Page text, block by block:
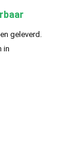
geleverd.
in